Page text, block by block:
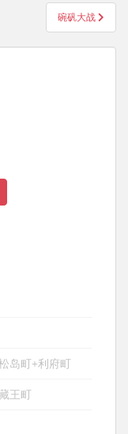
碗矾大战
岛町+利府町
王町